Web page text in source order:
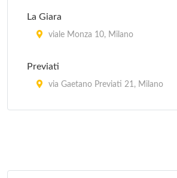
La Giara
viale Monza 10, Milano
Previati
via Gaetano Previati 21, Milano